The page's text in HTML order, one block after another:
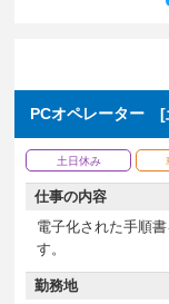
PCオペレーター [
土日休み
仕事の内容
電子化された手順
す。
勤務地